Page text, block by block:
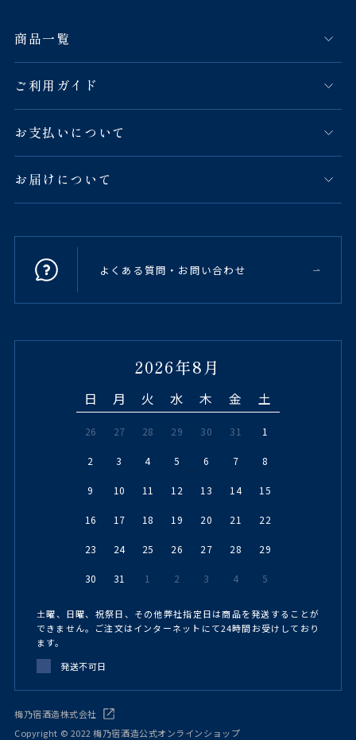
商品一覧
ご利用ガイド
お支払いについて
お届けについて
よくある質問・お問い合わせ
2026年8月
日 月 火 水 木 金 土
26 27 28 29 30 31 1
2 3 4 5 6 7 8
9 10 11 12 13 14 15
16 17 18 19 20 21 22
23 24 25 26 27 28 29
30 31 1 2 3 4 5
土曜、日曜、祝祭日、その他弊社指定日は商品を発送することが
できません。ご注文はインターネットにて24時間お受けしており
ます。
発送不可日
梅乃宿酒造株式会社
Copyright © 2022 梅乃宿酒造公式オンラインショップ